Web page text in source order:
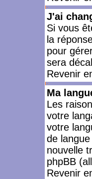
J'ai
Si vous
la
pour
sera
Revenir
Ma
Les
votre
votre
de
nouvelle
phpBB
Revenir